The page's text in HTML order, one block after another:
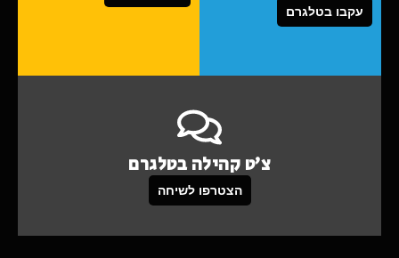
עקבו בטלגרם
צ'ט קהילה בטלגרם
הצטרפו לשיחה